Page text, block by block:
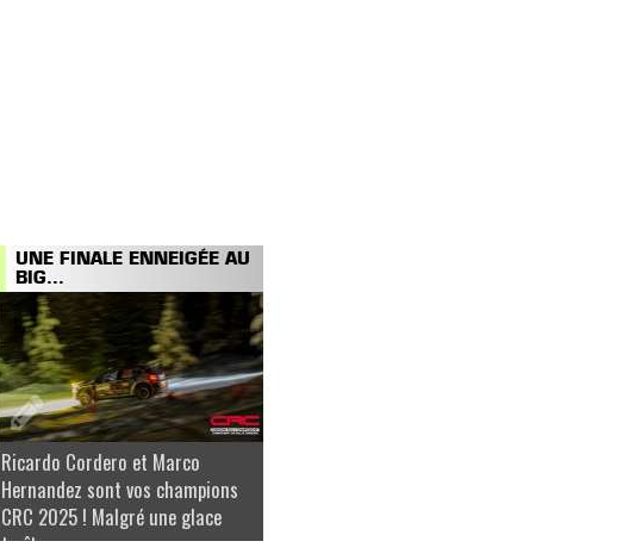
UNE FINALE ENNEIGÉE AU
BIG...
Ricardo Cordero et Marco
Hernandez sont vos champions
CRC 2025 ! Malgré une glace
traîtresse...